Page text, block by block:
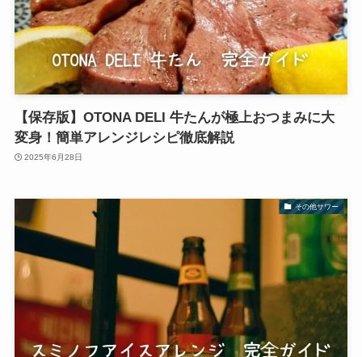
【保存版】OTONA DELI 牛たんが極上おつまみに大
変身！簡単アレンジレシピ徹底解説
2025年6月28日
その他サワー